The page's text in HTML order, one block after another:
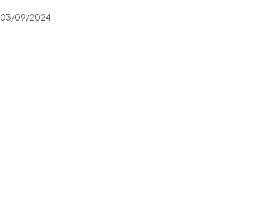
03/09/2024